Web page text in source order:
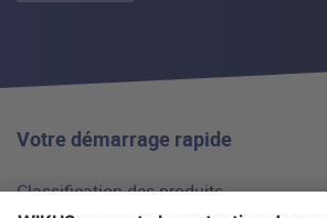
Votre démarrage rapide
Classification des produits